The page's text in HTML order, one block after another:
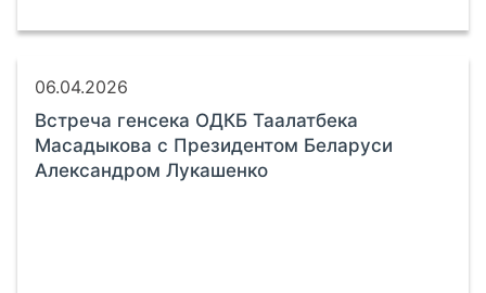
06.04.2026
Встреча генсека ОДКБ Таалатбека
Масадыкова с Президентом Беларуси
Александром Лукашенко